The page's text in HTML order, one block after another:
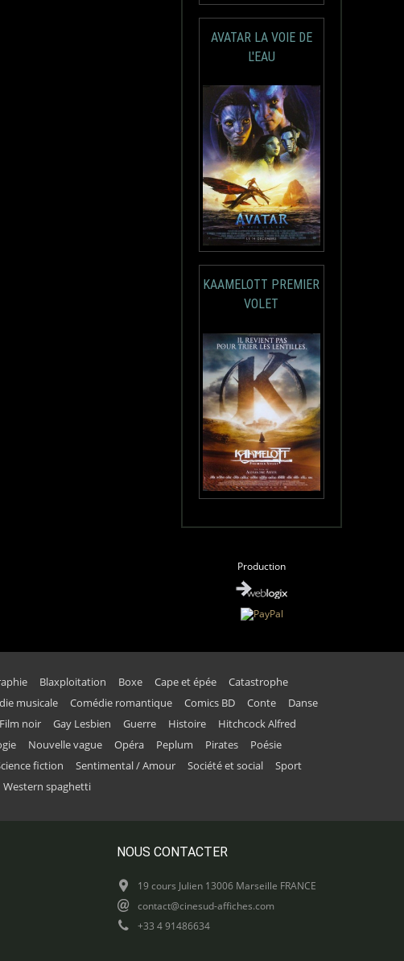
AVATAR LA VOIE DE
L'EAU
KAAMELOTT PREMIER
VOLET
Production
Blaxploitation Boxe Cape et épée
Catastrophe
musicale Comédie romantique Comics BD Conte
Danse
Film noir Gay Lesbien Guerre Histoire
Hitchcock Alfred
Nouvelle vague Opéra Peplum Pirates
Poésie
fiction Sentimental / Amour Société et social
Sport
Western spaghetti
NOUS CONTACTER
19 cours Julien 13006 Marseille FRANCE
contact@cinesud-affiches.com
+33 4 91486634